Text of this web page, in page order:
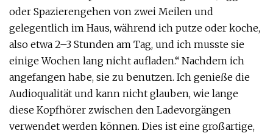
oder Spazierengehen von zwei Meilen und
gelegentlich im Haus, während ich putze oder koche,
also etwa 2–3 Stunden am Tag, und ich musste sie
einige Wochen lang nicht aufladen.“ Nachdem ich
angefangen habe, sie zu benutzen. Ich genieße die
Audioqualität und kann nicht glauben, wie lange
diese Kopfhörer zwischen den Ladevorgängen
verwendet werden können. Dies ist eine großartige,